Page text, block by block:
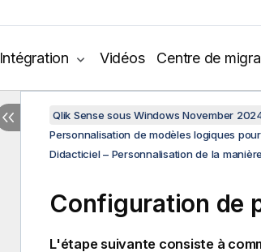
Intégration Vidéos Centre de
Qlik Sense sous Windows November
Personnalisation de modèles logiques
Didacticiel – Personnalisation de la
Configuration de
L'étape suivante consiste à